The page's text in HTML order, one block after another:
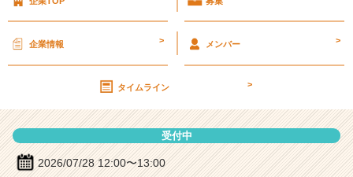
明
細
|
ー・
企業情報 > メンバー >
タイムライン >
受付中
2026/07/28 12:00〜13:00